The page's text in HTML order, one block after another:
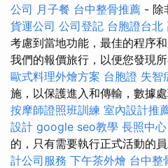
公司 月子餐 台中整骨推薦 - 除
貨運公司 公司登記 台胞證台北
考慮到當地功能，最佳的程序
我們的報價旅行，以便您發現
歐式料理外燴方案 台胞證 失智
施，以保護進入和傳輸，數據
按摩師證照班訓練 室內設計推
設計 google seo教學 長照中
的，只有需要執行正式活動的
計公司服務 下午茶外燴 台中整